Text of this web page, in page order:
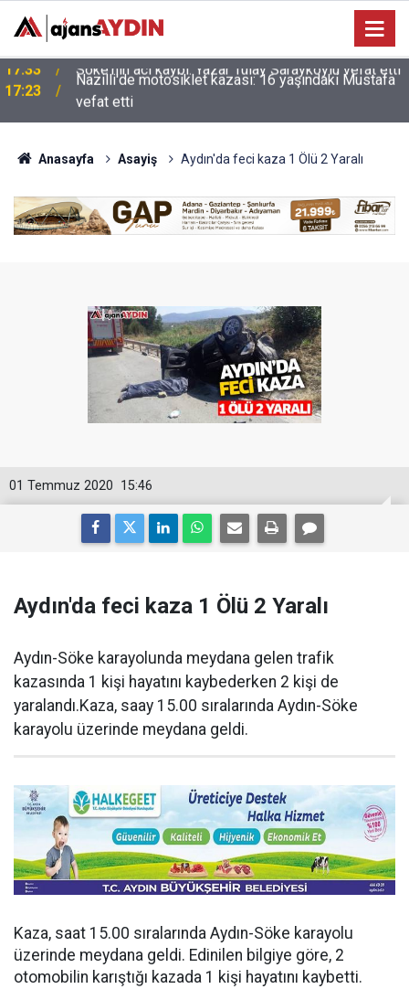
17:23
Nazilli'de motosiklet kazası: 16 yaşındaki Mustafa
vefat etti
Anasayfa Asayiş Aydın'da feci kaza 1 Ölü 2 Yaralı
15:46
01 Temmuz 2020
Aydın'da feci kaza 1 Ölü 2 Yaralı
Aydın-Söke karayolunda meydana gelen trafik
kazasında 1 kişi hayatını kaybederken 2 kişi de
yaralandı.Kaza, saay 15.00 sıralarında Aydın-Söke
karayolu üzerinde meydana geldi.
Kaza, saat 15.00 sıralarında Aydın-Söke karayolu
üzerinde meydana geldi. Edinilen bilgiye göre, 2
otomobilin karıştığı kazada 1 kişi hayatını kaybetti.